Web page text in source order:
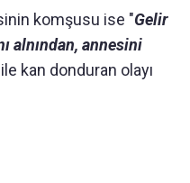
komşusu ise "Gelir
alnından, annesini
kan donduran olayı